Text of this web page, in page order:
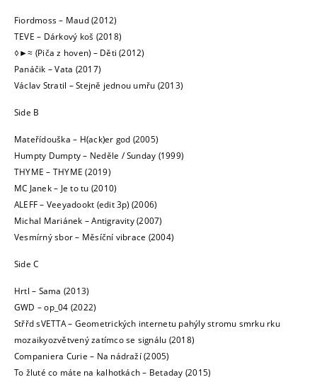
Fiordmoss – Maud (2012)
TEVE – Dárkový koš (2018)
◊►≈ (Piča z hoven) – Děti (2012)
Panáčik – Vata (2017)
Václav Stratil – Stejně jednou umřu (2013)
Side B
Mateřídouška – H(ack)er god (2005)
Humpty Dumpty – Neděle / Sunday (1999)
THYME – THYME (2019)
MC Janek – Je to tu (2010)
ALEFF – Veeyadookt (edit 3p) (2006)
Michal Mariánek – Antigravity (2007)
Vesmírný sbor – Měsíční vibrace (2004)
Side C
Hrtl – Sama (2013)
GWD – op_04 (2022)
Střřd sVETTA – Geometrických internetu pahýly stromu smrku rku
mozaikyozvětvený zatímco se signálu (2018)
Companiera Curie – Na nádraží (2005)
To žluté co máte na kalhotkách – Betaday (2015)